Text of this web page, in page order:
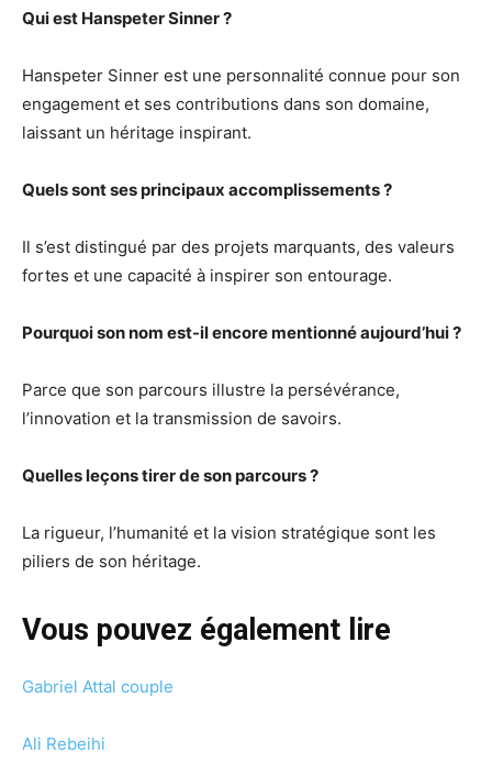
Qui est Hanspeter Sinner ?
Hanspeter Sinner est une personnalité connue pour son
engagement et ses contributions dans son domaine,
laissant un héritage inspirant.
Quels sont ses principaux accomplissements ?
Il s’est distingué par des projets marquants, des valeurs
fortes et une capacité à inspirer son entourage.
Pourquoi son nom est-il encore mentionné aujourd’hui ?
Parce que son parcours illustre la persévérance,
l’innovation et la transmission de savoirs.
Quelles leçons tirer de son parcours ?
La rigueur, l’humanité et la vision stratégique sont les
piliers de son héritage.
Vous pouvez également lire
Gabriel Attal couple
Ali Rebeihi